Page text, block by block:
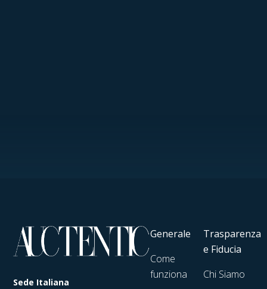
Sede Italiana
Generale
Come
funziona
Trasparenza
e Fiducia
Chi Siamo